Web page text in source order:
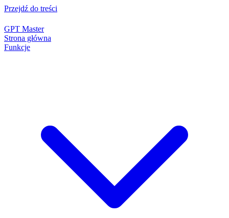
Przejdź do treści
GPT Master
Strona główna
Funkcje